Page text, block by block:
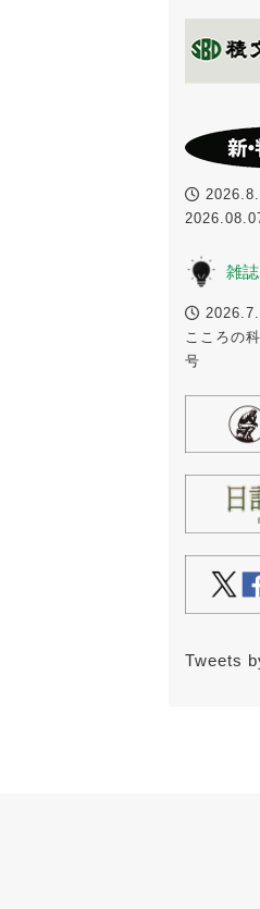
雑
こころの
号
Tweets